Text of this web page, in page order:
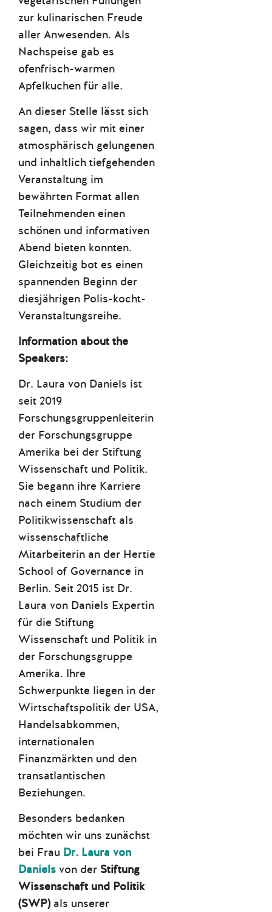
zur kulinarischen Freude
aller Anwesenden. Als
Nachspeise gab es
ofenfrisch-warmen
Apfelkuchen für alle.
An dieser Stelle lässt sich
sagen, dass wir mit einer
atmosphärisch gelungenen
und inhaltlich tiefgehenden
Veranstaltung im
bewährten Format allen
Teilnehmenden einen
schönen und informativen
Abend bieten konnten.
Gleichzeitig bot es einen
spannenden Beginn der
diesjährigen Polis-kocht-
Veranstaltungsreihe.
Information about the
Speakers:
Dr. Laura von Daniels ist
seit 2019
Forschungsgruppenleiterin
der Forschungsgruppe
Amerika bei der Stiftung
Wissenschaft und Politik.
Sie begann ihre Karriere
nach einem Studium der
Politikwissenschaft als
wissenschaftliche
Mitarbeiterin an der Hertie
School of Governance in
Berlin. Seit 2015 ist Dr.
Laura von Daniels Expertin
für die Stiftung
Wissenschaft und Politik in
der Forschungsgruppe
Amerika. Ihre
Schwerpunkte liegen in der
Wirtschaftspolitik der USA,
Handelsabkommen,
internationalen
Finanzmärkten und den
transatlantischen
Beziehungen.
Besonders bedanken
möchten wir uns zunächst
bei Frau Dr. Laura von
Daniels von der Stiftung
Wissenschaft und Politik
(SWP) als unserer